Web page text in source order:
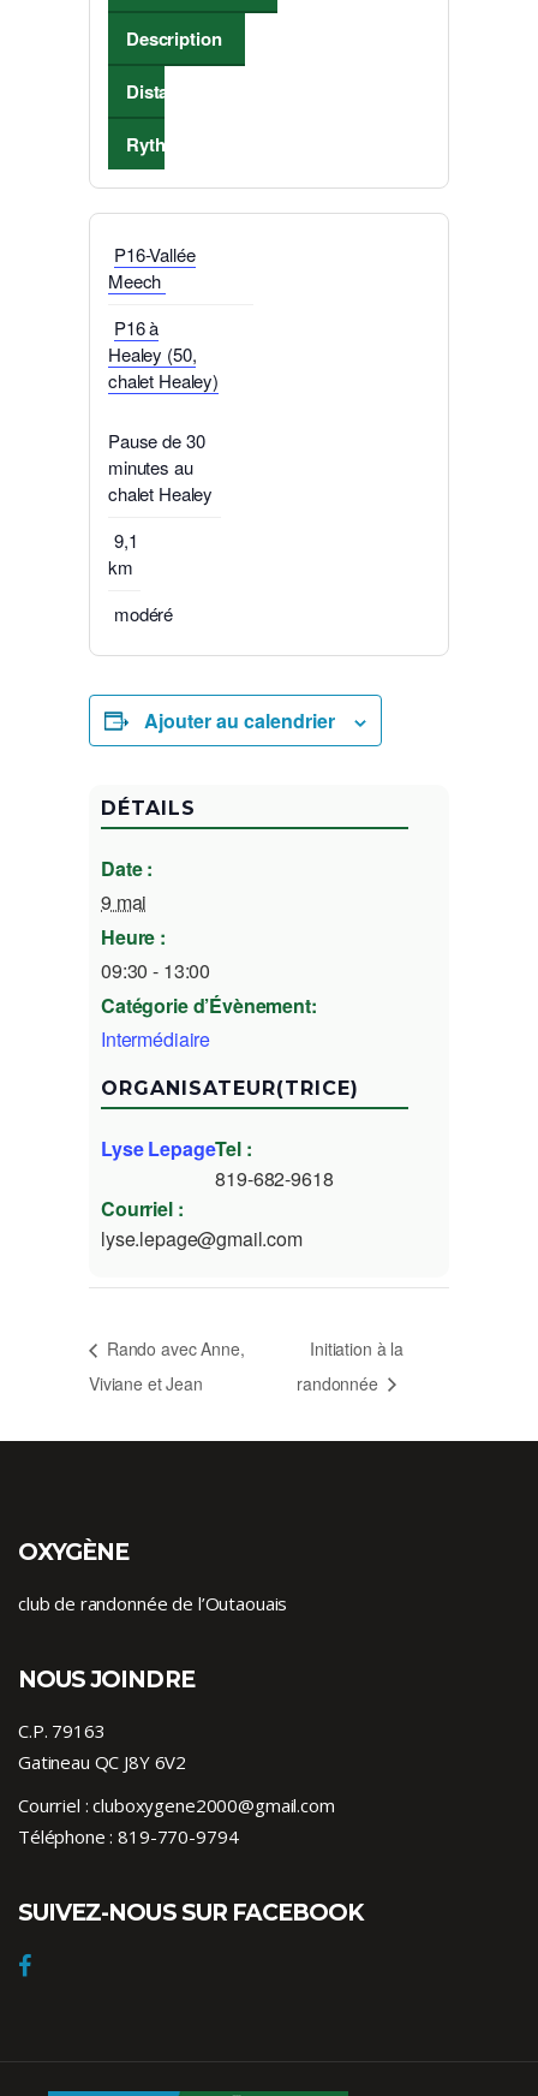
Description
Distance
Rythme de marche
P16-Vallée
Meech
P16 à
Healey (50,
chalet Healey)
Pause de 30
minutes au
chalet Healey
9,1
km
modéré
Ajouter au calendrier
DÉTAILS
Date :
9 mai
Heure :
09:30 - 13:00
Catégorie d’Évènement:
Intermédiaire
ORGANISATEUR(TRICE)
Lyse LepageTel :
819-682-9618
Courriel :
lyse.lepage@gmail.com
Rando avec Anne,
Viviane et Jean
Initiation à la
randonnée
OXYGÈNE
club de randonnée de l’Outaouais
NOUS JOINDRE
C.P. 79163
Gatineau QC J8Y 6V2
Courriel :cluboxygene2000@gmail.com
Téléphone :819-770-9794
SUIVEZ-NOUS SUR FACEBOOK